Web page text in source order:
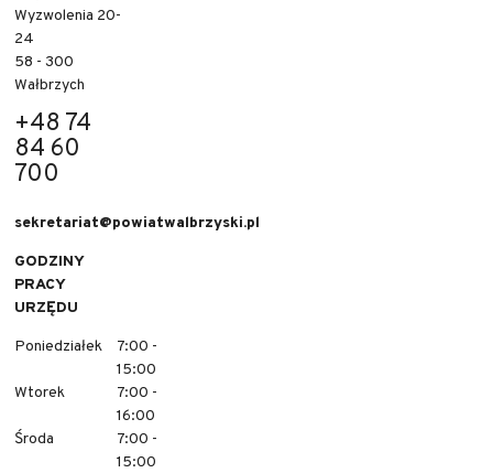
Wyzwolenia 20-
24
58 - 300
Wałbrzych
+48 74
84 60
700
sekretariat@powiatwalbrzyski.pl
GODZINY
PRACY
URZĘDU
Poniedziałek
7:00 -
15:00
Wtorek
7:00 -
16:00
Środa
7:00 -
15:00